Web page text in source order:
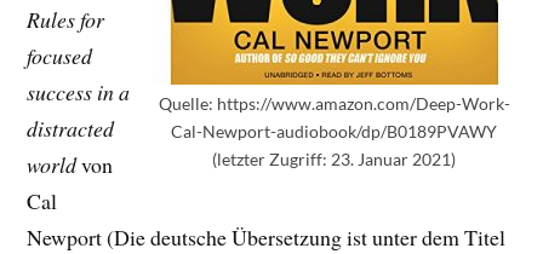
Quelle: https://www.amazon.com/Deep-Work-
Cal-Newport-audiobook/dp/B0189PVAWY
(letzter Zugriff: 23. Januar 2021)
Rules for
focused
success in a
distracted
worldvon
Cal
Newport (Die deutsche Übersetzung ist unter dem Titel